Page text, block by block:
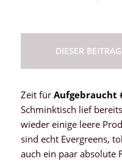
DIESER
Zeit für Aufgebraucht
Schminktisch lief
wieder einige leere
sind echt Evergreens,
auch ein paar absolute